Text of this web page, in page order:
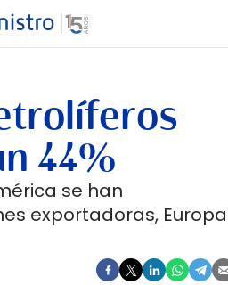
INTERMODAL PROTAGONISTAS
44%
se han
exportadoras, Europa